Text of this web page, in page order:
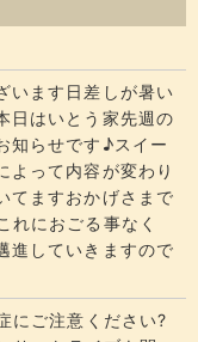
います​​​日差しが暑い
日はいとう家先週の
知らせです♪スイー
よって内容が変わり
てます​​​おかげさまで
におごる事なく
進していきますので
にご注意ください?